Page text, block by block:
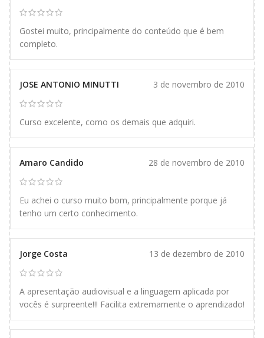
Gostei muito, principalmente do conteúdo que é bem
completo.
JOSE ANTONIO MINUTTI 3 de novembro de 2010
Curso excelente, como os demais que adquiri.
Amaro Candido 28 de novembro de 2010
Eu achei o curso muito bom, principalmente porque já
tenho um certo conhecimento.
Jorge Costa 13 de dezembro de 2010
A apresentação audiovisual e a linguagem aplicada por
vocês é surpreente!!! Facilita extremamente o aprendizado!